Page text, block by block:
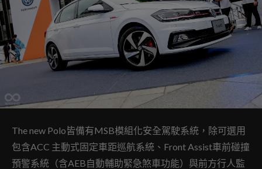
The new Polo皆備有MSB模組化安全駕駛系統，除可選用
包含ACC 主動式固定車距巡航系統、Front Assist車前碰撞
預警系統（含AEB自動輔助緊急煞車功能）與前方行人監